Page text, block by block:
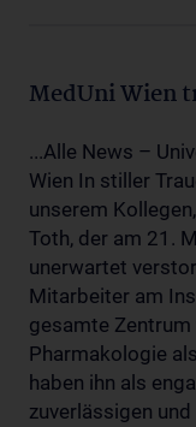
MedUni Wien
...Alle News –
Wien In stiller
unserem
Toth, der am 21.
unerwartet
Mitarbeiter am
gesamte Zentrum
Pharmakologie
haben ihn als
zuverlässigen